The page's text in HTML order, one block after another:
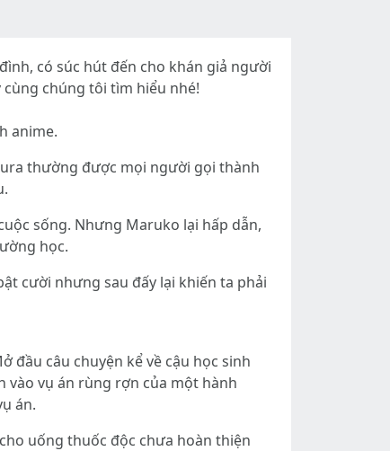
có súc hút đến cho khán giả người
cùng chúng tôi tìm hiểu nhé!
anime.
thường được mọi người gọi thành
sống. Nhưng Maruko lại hấp dẫn,
học.
cười nhưng sau đấy lại khiến ta phải
đầu câu chuyện kể về cậu học sinh
vào vụ án rùng rợn của một hành
án.
uống thuốc độc chưa hoàn thiện